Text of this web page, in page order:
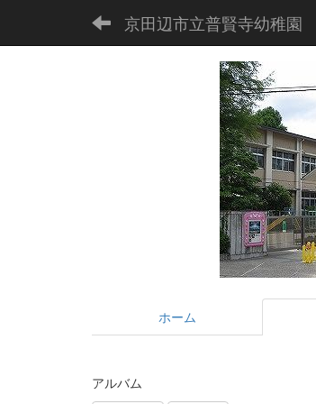
京田辺市立普賢寺幼稚園
ホーム
アルバム